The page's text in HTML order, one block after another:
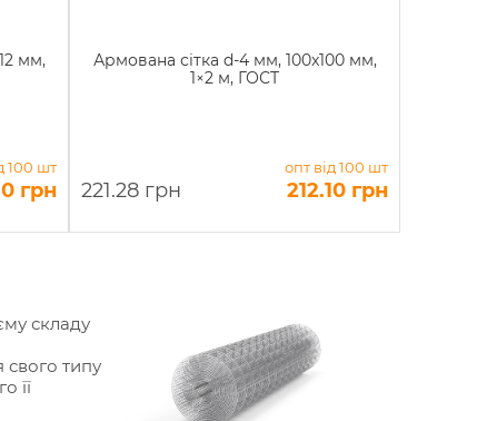
мм,
100 шт
грн
Армована сітка d-4 мм, 100x100 мм,
1×2 м, ГОСТ
221.28 грн
опт від 100 шт
212.10 грн
складу
свого типу
її